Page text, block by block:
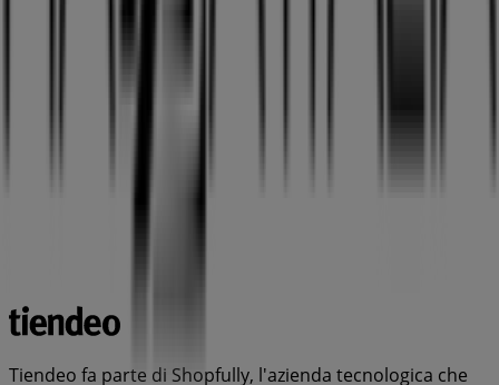
Tiendeo fa parte di Shopfully, l'azienda tecnologica che